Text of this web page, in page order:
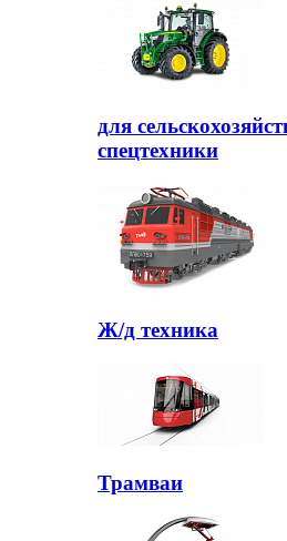
для
спецтехники
Ж/д техника
Трамваи